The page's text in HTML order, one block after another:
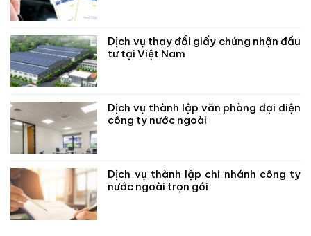
Dịch vụ thay đổi giấy chứng nhận đầu
tư tại Việt Nam
Dịch vụ thành lập văn phòng đại diện
công ty nước ngoài
Dịch vụ thành lập chi nhánh công ty
nước ngoài trọn gói